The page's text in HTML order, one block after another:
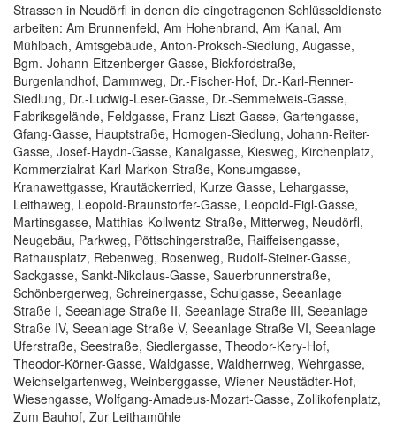
Strassen in Neudörfl in denen die eingetragenen Schlüsseldienste
arbeiten: Am Brunnenfeld, Am Hohenbrand, Am Kanal, Am
Mühlbach, Amtsgebäude, Anton-Proksch-Siedlung, Augasse,
Bgm.-Johann-Eitzenberger-Gasse, Bickfordstraße,
Burgenlandhof, Dammweg, Dr.-Fischer-Hof, Dr.-Karl-Renner-
Siedlung, Dr.-Ludwig-Leser-Gasse, Dr.-Semmelweis-Gasse,
Fabriksgelände, Feldgasse, Franz-Liszt-Gasse, Gartengasse,
Gfang-Gasse, Hauptstraße, Homogen-Siedlung, Johann-Reiter-
Gasse, Josef-Haydn-Gasse, Kanalgasse, Kiesweg, Kirchenplatz,
Kommerzialrat-Karl-Markon-Straße, Konsumgasse,
Kranawettgasse, Krautäckerried, Kurze Gasse, Lehargasse,
Leithaweg, Leopold-Braunstorfer-Gasse, Leopold-Figl-Gasse,
Martinsgasse, Matthias-Kollwentz-Straße, Mitterweg, Neudörfl,
Neugebäu, Parkweg, Pöttschingerstraße, Raiffeisengasse,
Rathausplatz, Rebenweg, Rosenweg, Rudolf-Steiner-Gasse,
Sackgasse, Sankt-Nikolaus-Gasse, Sauerbrunnerstraße,
Schönbergerweg, Schreinergasse, Schulgasse, Seeanlage
Straße I, Seeanlage Straße II, Seeanlage Straße III, Seeanlage
Straße IV, Seeanlage Straße V, Seeanlage Straße VI, Seeanlage
Uferstraße, Seestraße, Siedlergasse, Theodor-Kery-Hof,
Theodor-Körner-Gasse, Waldgasse, Waldherrweg, Wehrgasse,
Weichselgartenweg, Weinberggasse, Wiener Neustädter-Hof,
Wiesengasse, Wolfgang-Amadeus-Mozart-Gasse, Zollikofenplatz,
Zum Bauhof, Zur Leithamühle